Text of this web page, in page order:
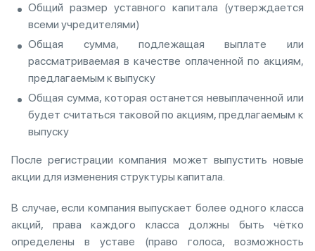
Общий размер уставного капитала (утверждается
всеми учредителями)
Общая сумма, подлежащая выплате или
рассматриваемая в качестве оплаченной по акциям,
предлагаемым к выпуску
Общая сумма, которая останется невыплаченной или
будет считаться таковой по акциям, предлагаемым к
выпуску
После регистрации компания может выпустить новые
акции для изменения структуры капитала.
В случае, если компания выпускает более одного класса
акций, права каждого класса должны быть чётко
определены в уставе (право голоса, возможность